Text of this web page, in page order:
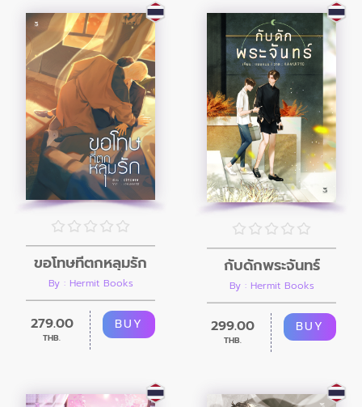
ขอโทษที่ตกหลุมรัก
By : Hermit Books
279.00
THB.
BUY
กับดักพระจันทร์
By : Hermit Books
299.00
THB.
BUY